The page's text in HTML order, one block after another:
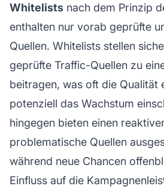
Whitelists nach dem Prinzip
enthalten nur vorab geprüfte
Quellen. Whitelists stellen
geprüfte Traffic-Quellen zu
beitragen, was oft die Qualität
potenziell das Wachstum
hingegen bieten einen
problematische Quellen
während neue Chancen
Einfluss auf die